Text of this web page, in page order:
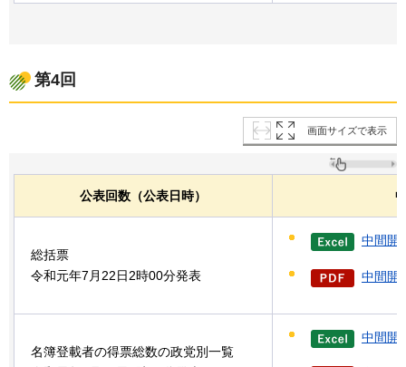
第4回
画面サイズで表示
公表回数（公表日時）
総括票
令和元年7月22日2時00分発表
中間開
中間開
名簿登載者の得票総数の政党別一覧
中間開